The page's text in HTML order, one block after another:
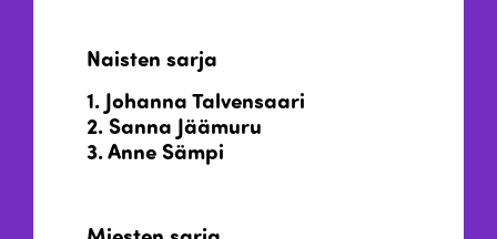
Naisten sarja
1. Johanna Talvensaari
2. Sanna Jäämuru
3. Anne Sämpi